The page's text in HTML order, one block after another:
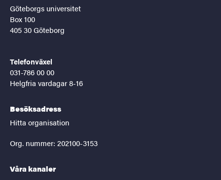
Göteborgs universitet
Box 100
405 30 Göteborg
Telefonväxel
031-786 00 00
Helgfria vardagar 8-16
Besöksadress
Hitta organisation
Org. nummer: 202100-3153
Våra kanaler